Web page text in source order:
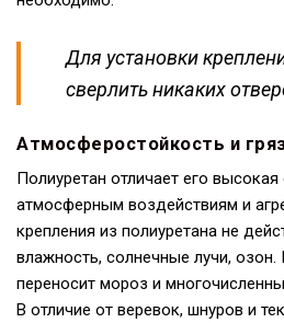
Для установки
сверлить никаких
Атмосферостойкость и
Полиуретан отличает его высокая
атмосферным воздействиям и
крепления из полиуретана не
влажность, солнечные лучи,
переносит мороз и
В отличие от веревок, шнуров и